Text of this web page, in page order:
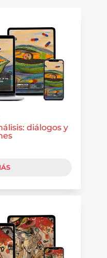
diálogos y